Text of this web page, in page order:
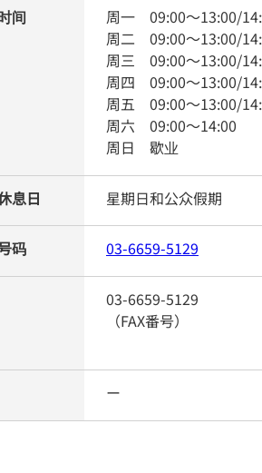
间 周一 09:00～13:00/
周二 09:00～13:00/
周三 09:00～13:00/
周四 09:00～13:00/
周五 09:00～13:00/
周六 09:00～14:00
周日 歇业
息日 星期日和公众假期
码 03-6659-5129
03-6659-5129
（FAX番号）
ー